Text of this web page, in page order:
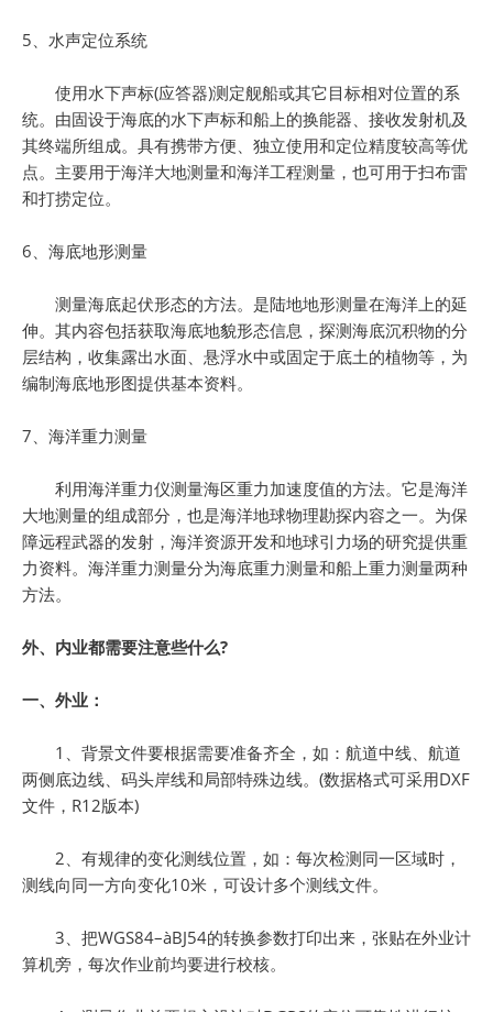
5、水声定位系统
使用水下声标(应答器)测定舰船或其它目标相对位置的系
统。由固设于海底的水下声标和船上的换能器、接收发射机及
其终端所组成。具有携带方便、独立使用和定位精度较高等优
点。主要用于海洋大地测量和海洋工程测量，也可用于扫布雷
和打捞定位。
6、海底地形测量
测量海底起伏形态的方法。是陆地地形测量在海洋上的延
伸。其内容包括获取海底地貌形态信息，探测海底沉积物的分
层结构，收集露出水面、悬浮水中或固定于底土的植物等，为
编制海底地形图提供基本资料。
7、海洋重力测量
利用海洋重力仪测量海区重力加速度值的方法。它是海洋
大地测量的组成部分，也是海洋地球物理勘探内容之一。为保
障远程武器的发射，海洋资源开发和地球引力场的研究提供重
力资料。海洋重力测量分为海底重力测量和船上重力测量两种
方法。
外、内业都需要注意些什么?
一、外业：
1、背景文件要根据需要准备齐全，如：航道中线、航道
两侧底边线、码头岸线和局部特殊边线。(数据格式可采用DXF
文件，R12版本)
2、有规律的变化测线位置，如：每次检测同一区域时，
测线向同一方向变化10米，可设计多个测线文件。
3、把WGS84–àBJ54的转换参数打印出来，张贴在外业计
算机旁，每次作业前均要进行校核。